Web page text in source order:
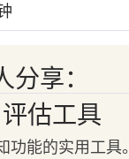
享：
估工具
功能的实用工具。​